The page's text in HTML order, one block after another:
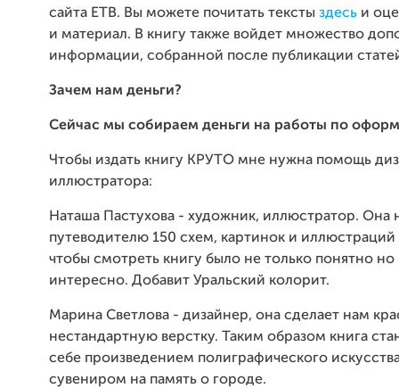
сайта ЕТВ. Вы можете почитать тексты здесь и
и материал. В книгу также войдет множество
информации, собранной после публикации
Зачем нам деньги?
Сейчас мы собираем деньги на работы по
Чтобы издать книгу КРУТО мне нужна помощь
иллюстратора:
Наташа Пастухова - художник, иллюстратор. Она
путеводителю 150 схем, картинок и иллюстраций
чтобы смотреть книгу было не только понятно но
интересно. Добавит Уральский колорит.
Марина Светлова - дизайнер, она сделает нам
нестандартную верстку. Таким образом книга
себе произведением полиграфического
сувениром на память о городе.